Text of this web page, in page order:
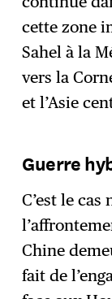
cette zone
Sahel à la
vers la
et l’Asie
Guerre
C’est le
Chine
fait de